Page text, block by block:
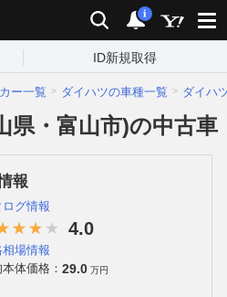
検索 通知
i
ID新規取得
ー一覧 ダイハツの車種一覧 ダイハ
県・富山市)の中古車
報
ログ情報
4.0
相場情報
体価格： 29.0 万円